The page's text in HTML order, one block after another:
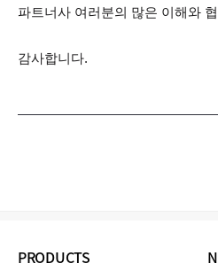
파트너사 여러분의 많은 이해와
감사합니다.
PRODUCTS